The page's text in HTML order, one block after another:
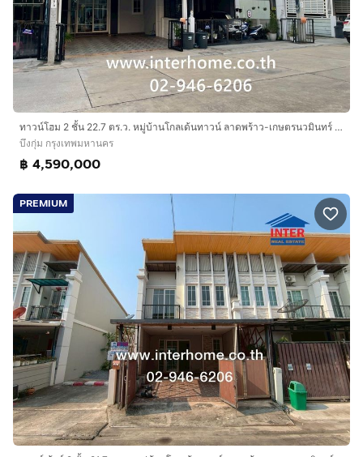
https://www.interhome.co.th/propertydetail.php?
propcode=66344
ทาวน์โฮม 2 ชั้น 22.7 ตร.ว. หมู่บ้านโกลเด้นทาวน์ ลาดพร้าว-เกษตรนวมินทร์ ซอยนวมินทร์42 แยก27 ถนนนวมินทร์ ถนนเสรีไทย เขตบึงกุ่ม กรุงเทพมหานคร
บึงกุ่ม กรุงเทพมหานคร
฿ 4,590,000
PREMIUM